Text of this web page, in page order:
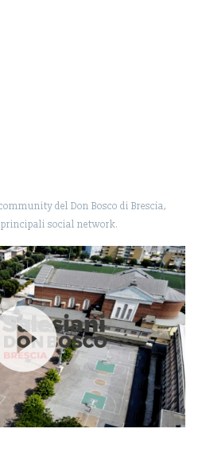
del Don Bosco di Brescia,
social network.